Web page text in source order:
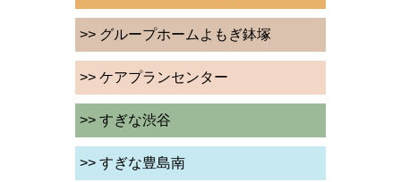
>> グループホームよもぎ鉢塚
>> ケアプランセンター
>> すぎな渋谷
>> すぎな豊島南